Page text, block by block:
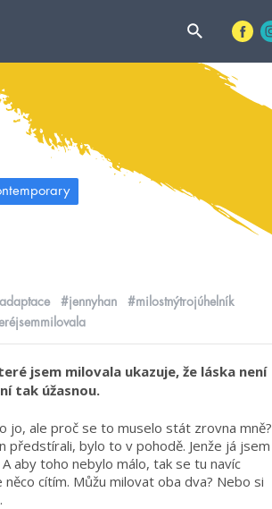
#jennyhan
#milostnýtrojúhelník
jsem milovala ukazuje, že láska není
tak úžasnou.
jo, ale proč se to muselo stát zrovna mně?
předstírali, bylo to v pohodě. Jenže já jsem
aby toho nebylo málo, tak se tu navíc
cítím. Můžu milovat oba dva? Nebo si